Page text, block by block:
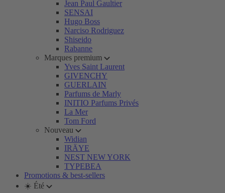
Jean Paul Gaultier
SENSAI
Hugo Boss
Narciso Rodriguez
Shiseido
Rabanne
Marques premium
Yves Saint Laurent
GIVENCHY
GUERLAIN
Parfums de Marly
INITIO Parfums Privés
La Mer
Tom Ford
Nouveau
Widian
IRÄYE
NEST NEW YORK
TYPEBEA
Promotions & best-sellers
☀️ Été